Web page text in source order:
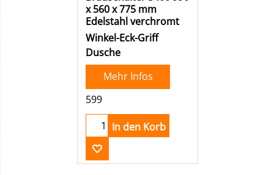
x 560 x 775 mm
Edelstahl verchromt
Winkel-Eck-Griff
Dusche
Mehr Infos
599
In den Korb